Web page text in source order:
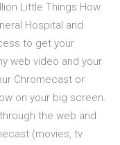
Little Things How
Hospital and
to get your
web video and your
Chromecast or
on your big screen.
the web and
(movies, tv